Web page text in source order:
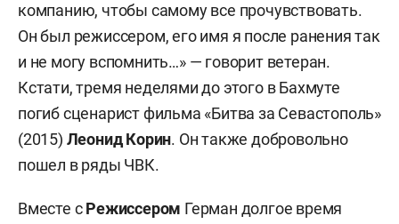
компанию, чтобы самому все прочувствовать.
Он был режиссером, его имя я после ранения так
и не могу вспомнить…» — говорит ветеран.
Кстати, тремя неделями до этого в Бахмуте
погиб сценарист фильма «Битва за Севастополь»
(2015) Леонид Корин. Он также добровольно
пошел в ряды ЧВК.
Вместе сРежиссером Герман долгое время